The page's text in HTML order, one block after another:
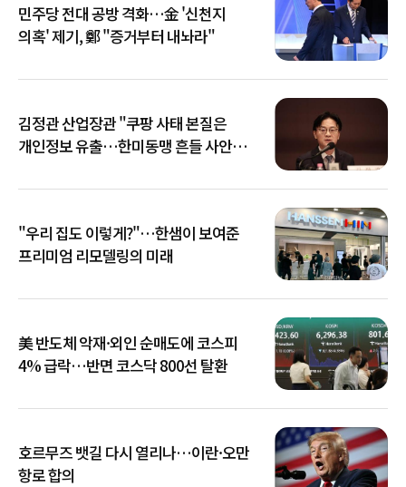
민주당 전대 공방 격화…金 '신천지
의혹' 제기, 鄭 "증거부터 내놔라"
김정관 산업장관 "쿠팡 사태 본질은
개인정보 유출…한미동맹 흔들 사안
"우리 집도 이렇게?"…한샘이 보여준
프리미엄 리모델링의 미래
美 반도체 악재·외인 순매도에 코스피
4% 급락…반면 코스닥 800선 탈환
호르무즈 뱃길 다시 열리나…이란·오만
항로 합의